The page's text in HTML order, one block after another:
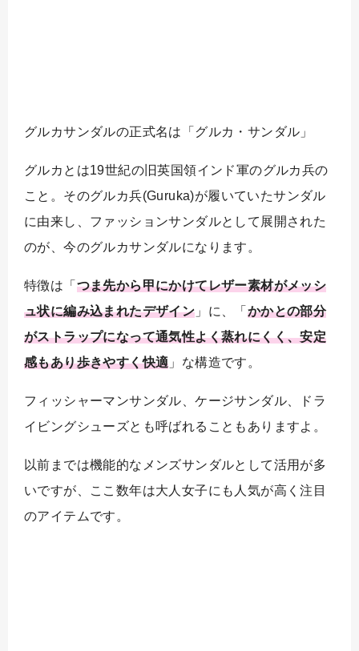
グルカサンダルの正式名は「グルカ・サンダル」
グルカとは19世紀の旧英国領インド軍のグルカ兵の
こと。そのグルカ兵(Guruka)が履いていたサンダル
に由来し、ファッションサンダルとして展開された
のが、今のグルカサンダルになります。
特徴は「 つま先から甲にかけてレザー素材がメッシ
ュ状に編み込まれたデザイン 」に、「 かかとの部分
がストラップになって通気性よく蒸れにくく、安定
感もあり歩きやすく快適 」な構造です。
フィッシャーマンサンダル、ケージサンダル、ドラ
イビングシューズとも呼ばれることもありますよ。
以前までは機能的なメンズサンダルとして活用が多
いですが、ここ数年は大人女子にも人気が高く注目
のアイテムです。